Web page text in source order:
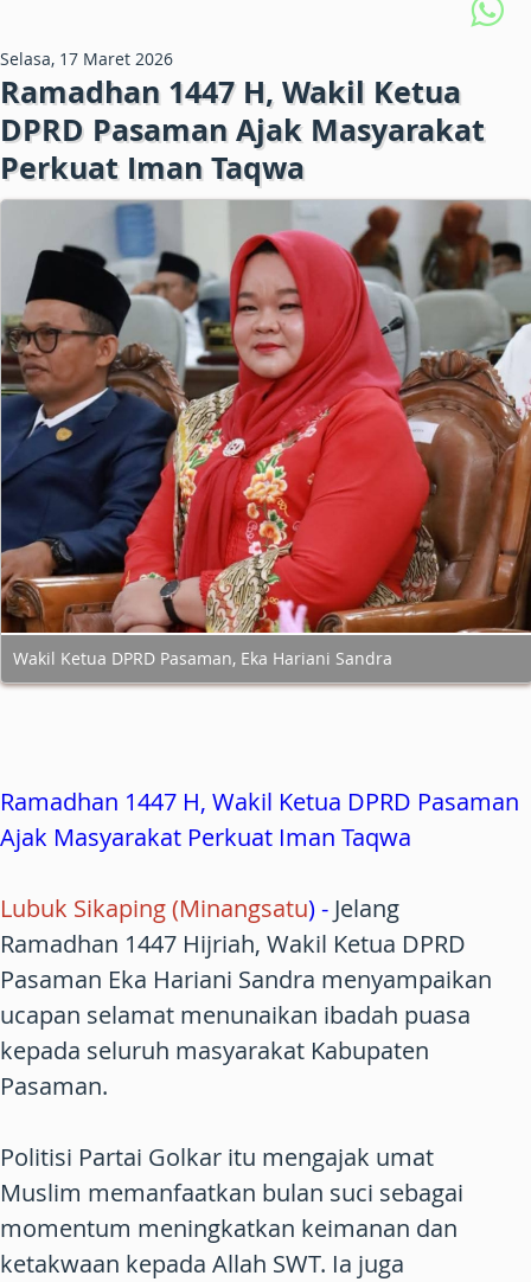
Selasa, 17 Maret 2026
Ramadhan 1447 H, Wakil Ketua
DPRD Pasaman Ajak Masyarakat
Perkuat Iman Taqwa
Wakil Ketua DPRD Pasaman, Eka Hariani Sandra
Ramadhan 1447 H, Wakil Ketua DPRD Pasaman
Ajak Masyarakat Perkuat Iman Taqwa
Lubuk Sikaping (Minangsatu) - Jelang
Ramadhan 1447 Hijriah, Wakil Ketua DPRD
Pasaman Eka Hariani Sandra menyampaikan
ucapan selamat menunaikan ibadah puasa
kepada seluruh masyarakat Kabupaten
Pasaman.
Politisi Partai Golkar itu mengajak umat
Muslim memanfaatkan bulan suci sebagai
momentum meningkatkan keimanan dan
ketakwaan kepada Allah SWT. Ia juga